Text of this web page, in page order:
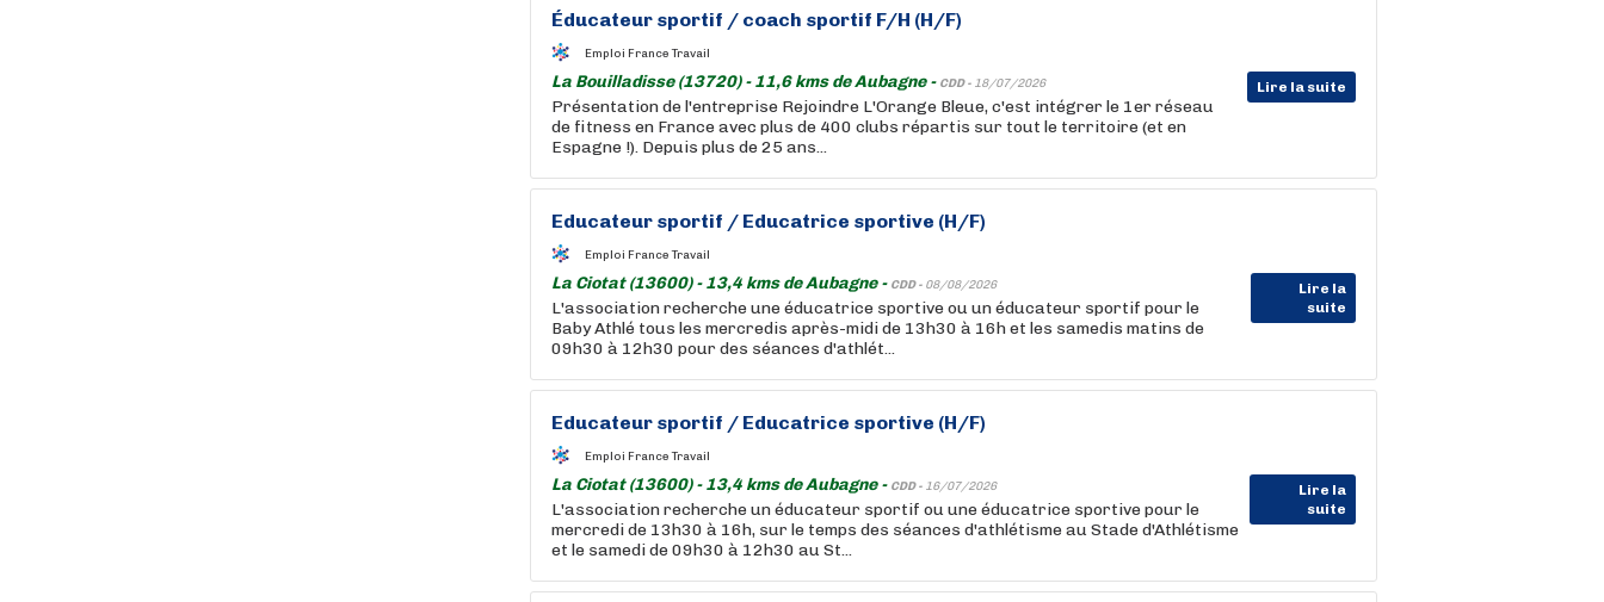
Éducateur sportif / coach sportif F/H (H/F)
Emploi France Travail
La Bouilladisse (13720) - 11,6 kms de Aubagne - CDD - 18/07/2026 Lire la suite
Présentation de l'entreprise Rejoindre L'Orange Bleue, c'est intégrer le 1er réseau
de fitness en France avec plus de 400 clubs répartis sur tout le territoire (et en
Espagne !). Depuis plus de 25 ans...
Educateur sportif / Educatrice sportive (H/F)
Emploi France Travail
La Ciotat (13600) - 13,4 kms de Aubagne - CDD - 08/08/2026
Lire la
suite
L'association recherche une éducatrice sportive ou un éducateur sportif pour le
Baby Athlé tous les mercredis après-midi de 13h30 à 16h et les samedis matins de
09h30 à 12h30 pour des séances d'athlét...
Educateur sportif / Educatrice sportive (H/F)
Emploi France Travail
La Ciotat (13600) - 13,4 kms de Aubagne - CDD - 16/07/2026
Lire la
suite
L'association recherche un éducateur sportif ou une éducatrice sportive pour le
mercredi de 13h30 à 16h, sur le temps des séances d'athlétisme au Stade d'Athlétisme
et le samedi de 09h30 à 12h30 au St...